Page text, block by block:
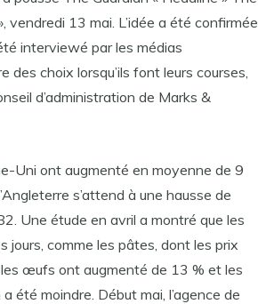
vendredi 13 mai. L’idée a été confirmée
interviewé par les médias
choix lorsqu’ils font leurs courses,
d’administration de Marks &
Uni ont augmenté en moyenne de 9
s’attend à une hausse de
Une étude en avril a montré que les
comme les pâtes, dont les prix
œufs ont augmenté de 13 % et les
été moindre. Début mai, l’agence de